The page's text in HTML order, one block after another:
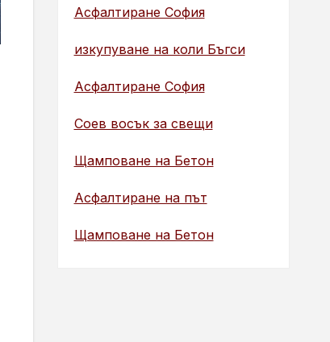
Асфалтиране София
изкупуване на коли Бъгси
Асфалтиране София
Соев восък за свещи
Щамповане на Бетон
Асфалтиране на път
Щамповане на Бетон